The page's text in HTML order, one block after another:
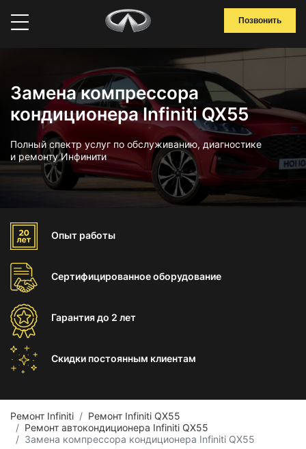
Позвонить
Замена компрессора
кондиционера Infiniti QX55
Полный спектр услуг по обслуживанию, диагностике
и ремонту Инфинити
Опыт работы
Сертифицированноеоборудование
Гарантиядо 2 лет
Скидки постоянным клиентам
Ремонт Infiniti
Ремонт Infiniti QX55
Ремонт автокондиционера Infiniti QX55
Замена компрессора кондиционера Infiniti QX55